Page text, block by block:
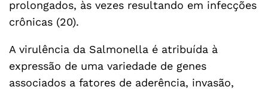
prolongados, às vezes resultando em infecções
crônicas (20).
A virulência da Salmonella é atribuída à
expressão de uma variedade de genes
associados a fatores de aderência, invasão,